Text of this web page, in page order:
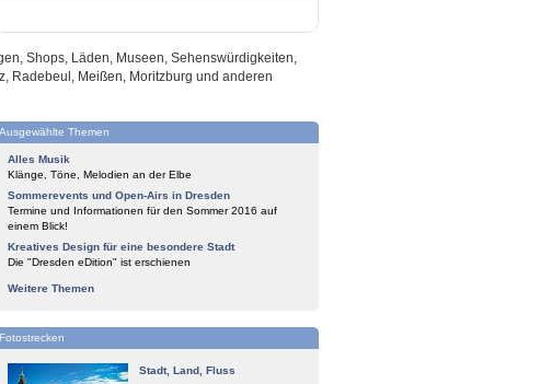
Shops, Läden, Museen, Sehenswürdigkeiten,
Radebeul, Meißen, Moritzburg und anderen
Ausgewählte Themen
Alles Musik
Klänge, Töne, Melodien an der Elbe
Sommerevents und Open-Airs in Dresden
Termine und Informationen für den Sommer 2016 auf
einem Blick!
Kreatives Design für eine besondere Stadt
Die "Dresden eDition" ist erschienen
Weitere Themen
Fotostrecken
Stadt, Land, Fluss